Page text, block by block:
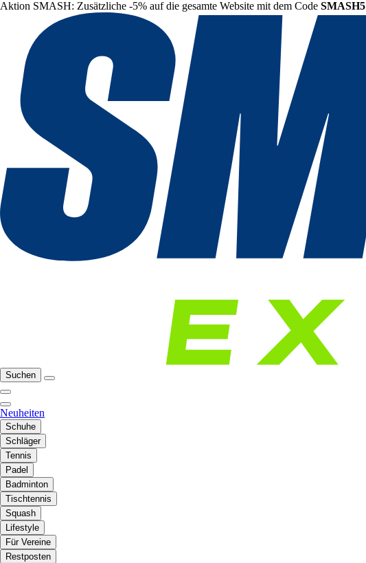
Aktion SMASH: Zusätzliche -5% auf die gesamte Website mit dem Code SMASH5
Suchen
Neuheiten
Schuhe
Schläger
Tennis
Padel
Badminton
Tischtennis
Squash
Lifestyle
Für Vereine
Restposten